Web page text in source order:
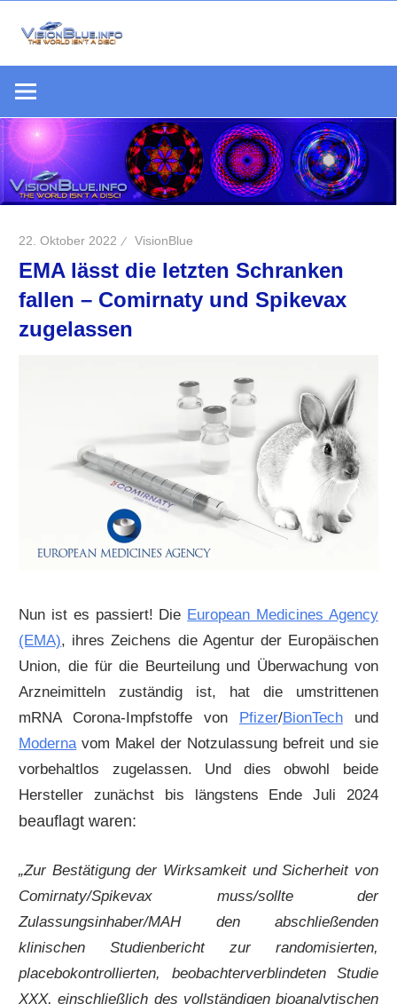
Inhalt
springen
Welt
keine
Scheibe
22. Oktober 2022 VisionBlue
EMA lässt die letzten Schranken
fallen – Comirnaty und Spikevax
zugelassen
Nun ist es passiert! Die European Medicines Agency
(EMA), ihres Zeichens die Agentur der Europäischen
Union, die für die Beurteilung und Überwachung von
Arzneimitteln zuständig ist, hat die umstrittenen
mRNA Corona-Impfstoffe von Pfizer/BionTechund
Modernavom Makel der Notzulassung befreit und sie
vorbehaltlos zugelassen. Und dies obwohl beide
Hersteller zunächst bis längstens Ende Juli 2024
beauflagt waren:
„Zur Bestätigung der Wirksamkeit und Sicherheit von
Comirnaty/Spikevax muss/sollte der
Zulassungsinhaber/MAH den abschließenden
klinischen Studienbericht zur randomisierten,
placebokontrollierten, beobachterverblindeten Studie
XXX, einschließlich des vollständigen bioanalytischen